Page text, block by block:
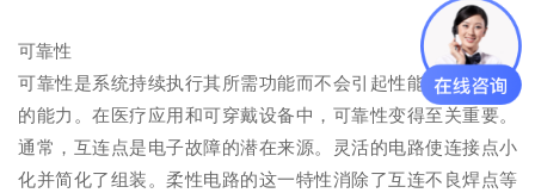
可靠性
可靠性是系统持续执行其所需功能而不会引起性能下降或故障
的能力。在医疗应用和可穿戴设备中，可靠性变得至关重要。
通常，互连点是电子故障的潜在来源。灵活的电路使连接点小
化并简化了组装。柔性电路的这一特性消除了互连不良焊点等